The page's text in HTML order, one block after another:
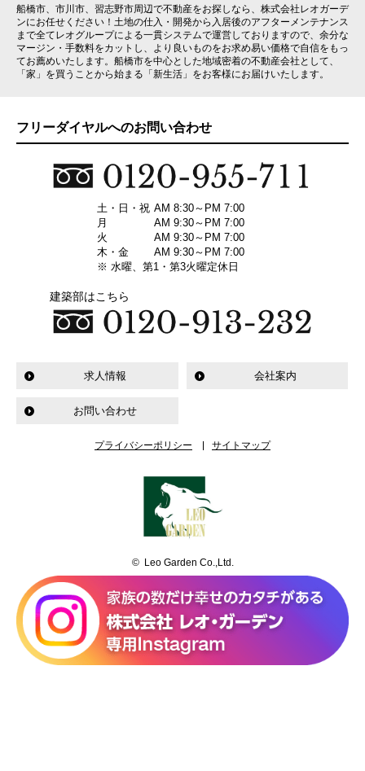
船橋市、市川市、習志野市周辺で不動産をお探しなら、株式会社レオガーデ
ンにお任せください！土地の仕入・開発から入居後のアフターメンテナンス
まで全てレオグループによる一貫システムで運営しておりますので、余分な
マージン・手数料をカットし、より良いものをお求め易い価格で自信をもっ
てお薦めいたします。船橋市を中心とした地域密着の不動産会社として、
「家」を買うことから始まる「新生活」をお客様にお届けいたします。
フリーダイヤルへのお問い合わせ
土・日・祝 AM 8:30～PM 7:00
月
AM 9:30～PM 7:00
火
AM 9:30～PM 7:00
木・金
AM 9:30～PM 7:00
※ 水曜、第1・第3火曜定休日
建築部はこちら
求人情報 会社案内
お問い合わせ
プライバシーポリシー サイトマップ
© Leo Garden Co.,Ltd.